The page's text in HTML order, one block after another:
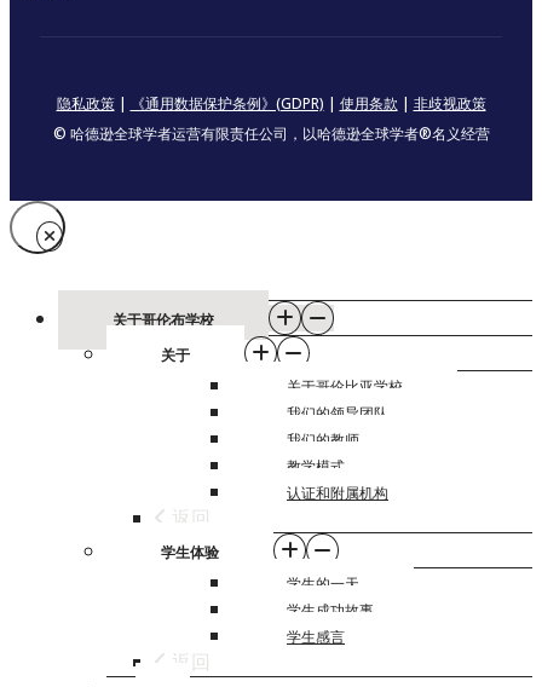
隐私政策| 《通用数据保护条例》(GDPR) | 使用条款 | 非歧视政策
© 哈德逊全球学者运营有限责任公司，以哈德逊全球学者®名义经营
关于哥伦布学校
关于
关于哥伦比亚学校
我们的领导团队
我们的教师
教学模式
认证和附属机构
返回
学生体验
学生的一天
学生成功故事
学生感言
返回